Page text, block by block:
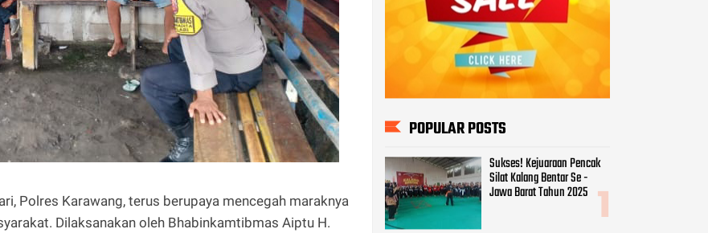
Polres Karawang, terus berupaya mencegah maraknya
Dilaksanakan oleh Bhabinkamtibmas Aiptu H.
POPULAR POSTS
Sukses! Kejuaraan Pencak
Silat Kalang Bentar Se -
Jawa Barat Tahun 2025